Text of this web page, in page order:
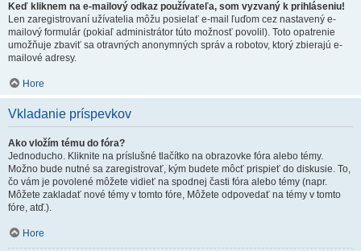
Keď kliknem na e-mailový odkaz používateľa, som vyzvaný k prihláseniu!
Len zaregistrovaní užívatelia môžu posielať e-mail ľuďom cez nastavený e-
mailový formulár (pokiaľ administrátor túto možnosť povolil). Toto opatrenie
umožňuje zbaviť sa otravných anonymných správ a robotov, ktorý zbierajú e-
mailové adresy.
Hore
Vkladanie príspevkov
Ako vložím tému do fóra?
Jednoducho. Kliknite na príslušné tlačítko na obrazovke fóra alebo témy.
Možno bude nutné sa zaregistrovať, kým budete môcť prispieť do diskusie. To,
čo vám je povolené môžete vidieť na spodnej časti fóra alebo témy (napr.
Môžete zakladať nové témy v tomto fóre, Môžete odpovedať na témy v tomto
fóre, atď.).
Hore